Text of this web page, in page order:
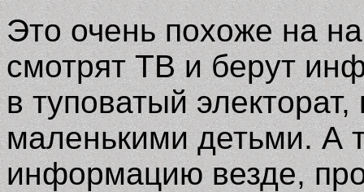
Это очень похоже на
смотрят ТВ и берут
в туповатый
маленькими детьми. А
информацию везде,